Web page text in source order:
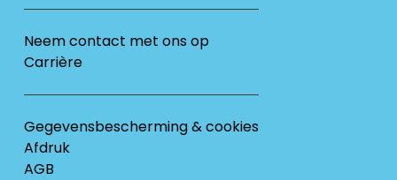
Neem contact met ons op
Carrière
Gegevensbescherming & cookies
Afdruk
AGB